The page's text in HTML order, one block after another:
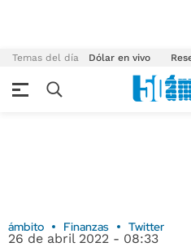
Temas del día Dólar en vivo
ámbito Finanzas Twitter
26 de abril 2022 - 08:33